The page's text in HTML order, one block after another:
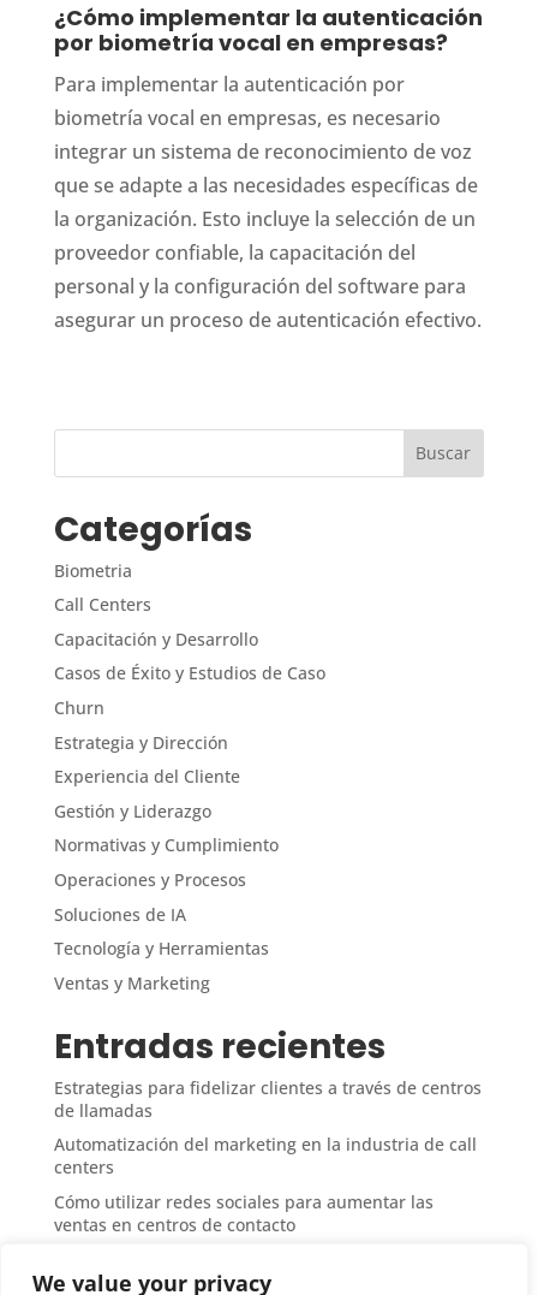
We value your privacy
¿Cómo implementar la autenticación
por biometría vocal en empresas?
Para implementar la autenticación por
biometría vocal en empresas, es necesario
integrar un sistema de reconocimiento de voz
que se adapte a las necesidades específicas de
la organización. Esto incluye la selección de un
proveedor confiable, la capacitación del
personal y la configuración del software para
asegurar un proceso de autenticación efectivo.
Categorías
Biometria
Call Centers
Capacitación y Desarrollo
Casos de Éxito y Estudios de Caso
Churn
Estrategia y Dirección
Experiencia del Cliente
Gestión y Liderazgo
Normativas y Cumplimiento
Operaciones y Procesos
Soluciones de IA
Tecnología y Herramientas
Ventas y Marketing
Entradas recientes
Estrategias para fidelizar clientes a través de centros
de llamadas
Automatización del marketing en la industria de call
centers
Cómo utilizar redes sociales para aumentar las
ventas en centros de contacto
centers